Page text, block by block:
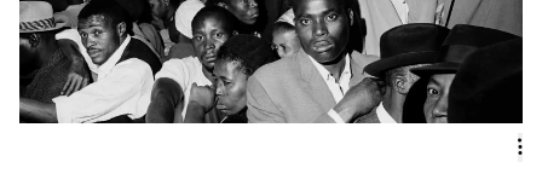
Journal Vénerie- version papier
Newsletter